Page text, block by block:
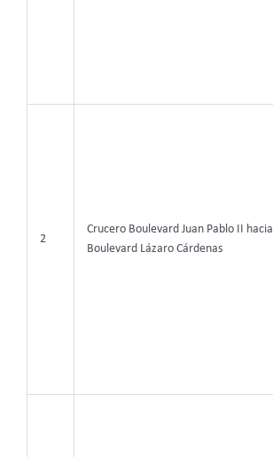
2
Crucero Boulevard Juan Pablo II hacia
Boulevard Lázaro Cárdenas